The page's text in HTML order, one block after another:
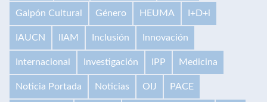
Galpón Cultural Género HEUMA I+D+i
IAUCN IIAM Inclusión Innovación
Internacional Investigación IPP Medicina
Noticia Portada Noticias OIJ PACE